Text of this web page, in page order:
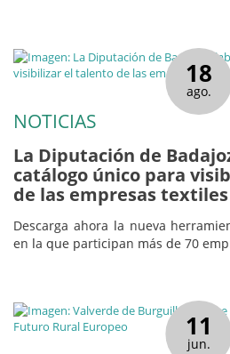
18
ago.
NOTICIAS
La Diputación de
catálogo único para
de las empresas
Descarga ahora la nueva
en la que participan más de 70
11
jun.